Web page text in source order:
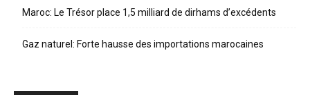
Maroc: Le Trésor place 1,5 milliard de dirhams d’excédents
Gaz naturel: Forte hausse des importations marocaines